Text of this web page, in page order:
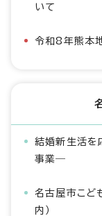
いて
令和8年熊本
結婚新生活を
事業―
名古屋市こど
内）